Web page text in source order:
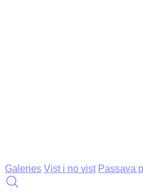
Galeries Vist i no vist Passava